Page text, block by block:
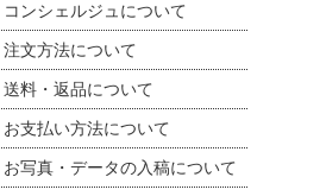
コンシェルジュについて
注文方法について
送料・返品について
お支払い方法について
お写真・データの入稿について